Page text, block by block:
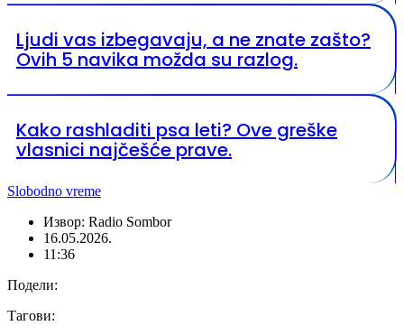
Ljudi vas izbegavaju, a ne znate zašto?
Ovih 5 navika možda su razlog.
Kako rashladiti psa leti? Ove greške
vlasnici najčešće prave.
Slobodno vreme
Извор: Radio Sombor
16.05.2026.
11:36
Подели:
Тагови: